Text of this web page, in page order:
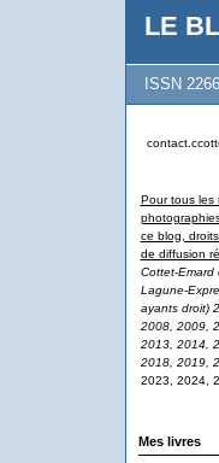
LE
ISSN
Pour tous les
ce blog,
de diffusion
Cottet-Emard
Lagune-
ayants droit)
2008, 2009,
2013, 2014,
2018, 2019,
2023, 2024,
Mes livres